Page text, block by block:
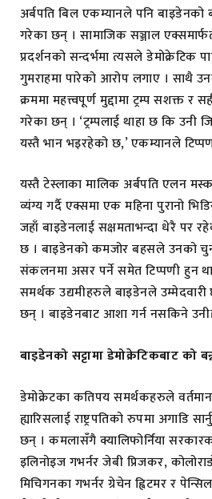
अर्बपति बिल एकम्यानले पनि
गरेका छन् । सामाजिक सञ्जाल
प्रदर्शनको सन्दर्भमा त्यसले डेमोक्रेटिक
गुमराहमा पारेको आरोप लगाए । साथै
क्रममा महत्त्वपूर्ण मुद्दामा ट्रम्प सशक्त र
गरेका छन् । ‘ट्रम्पलाई थाहा छ कि उनी
यस्तै भान भइरहेको छ,’ एकम्यानले
यस्तै टेस्लाका मालिक अर्बपति एलन
व्यंग्य गर्दै एक्समा एक महिना पुरानो
जहाँ बाइडेनलाई सक्षमताभन्दा धेरै पर
छ । बाइडेनको कमजोर बहसले उनको
संकलनमा असर पर्ने समेत टिप्पणी हुन
समर्थक उद्यमीहरुले बाइडेनले
छन् । बाइडेनबाट आशा गर्न नसकिने
बाइडेनको सट्टामा डेमोक्रेटिकबाट को
डेमोक्रेटका कतिपय समर्थकहरुले वर्तमान
ह्यारिसलाई राष्ट्रपतिको रुपमा अगाडि
छन् । कमलासँगै क्यालिफोर्निया
इलिनोइज गभर्नर जेबी प्रिजकर,
मिचिगनका गभर्नर ग्रेचेन ह्विटमर र